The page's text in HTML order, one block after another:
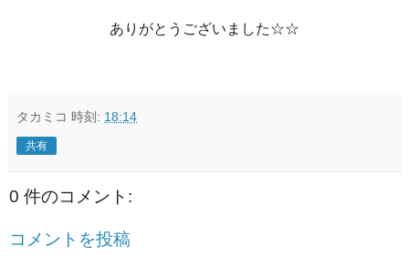
ありがとうございました☆☆
タカミコ 時刻: 18:14
共有
0 件のコメント:
コメントを投稿